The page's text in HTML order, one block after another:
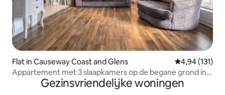
Flat in Causeway Coast and Glens Gemiddelde
4,94 (131)
Appartement met 3 slaapkamers op de begane grond in
PortstewartGezinsvriendelijke woningen